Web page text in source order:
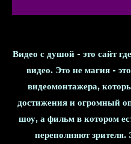
Видео с душой - это сайт
видео. Это не магия -
видеомонтажера,
достижения и огромный
шоу, а фильм в котором
переполняют